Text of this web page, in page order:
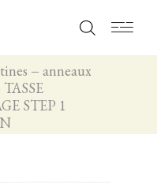
anneaux
TASSE
STEP 1